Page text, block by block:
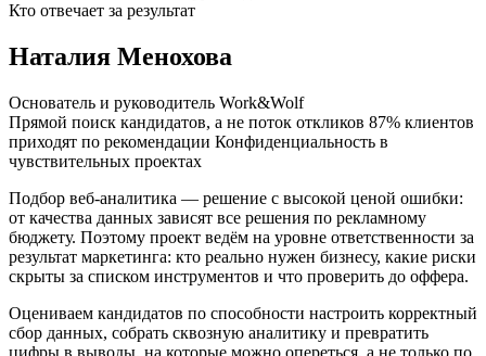
Кто отвечает за результат
Наталия Менохова
Основатель и руководитель Work&Wolf
Прямой поиск кандидатов, а не поток откликов 87% клиентов
приходят по рекомендации Конфиденциальность в
чувствительных проектах
Подбор веб-аналитика — решение с высокой ценой ошибки:
от качества данных зависят все решения по рекламному
бюджету. Поэтому проект ведём на уровне ответственности за
результат маркетинга: кто реально нужен бизнесу, какие риски
скрыты за списком инструментов и что проверить до оффера.
Оцениваем кандидатов по способности настроить корректный
сбор данных, собрать сквозную аналитику и превратить
цифры в выводы, на которые можно опереться, а не только по